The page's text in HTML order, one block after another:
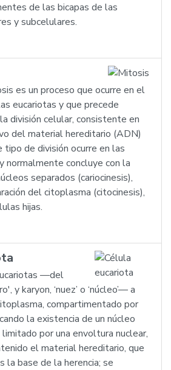
de las bicapas de las
y subcelulares.
es un proceso que ocurre en el
eucariotas y que precede
división celular, consistente en
del material hereditario (ADN)
de división ocurre en las
normalmente concluye con la
separados (cariocinesis),
del citoplasma (citocinesis),
hijas.
—del
y karyon, ‘nuez’ o ‘núcleo’— a
compartimentado por
la existencia de un núcleo
por una envoltura nuclear,
el material hereditario, que
la base de la herencia; se